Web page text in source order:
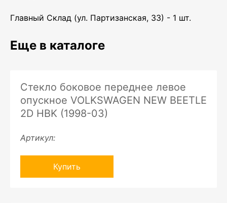
Главный Склад (ул. Партизанская, 33) - 1 шт.
Еще в каталоге
Стекло боковое переднее левое
опускное VOLKSWAGEN NEW BEETLE
2D HBK (1998-03)
Артикул:
Купить